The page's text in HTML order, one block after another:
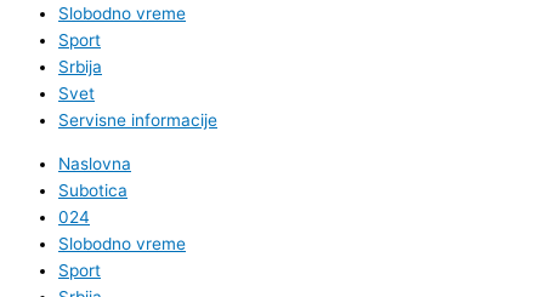
Slobodno vreme
Sport
Srbija
Svet
Servisne informacije
Naslovna
Subotica
024
Slobodno vreme
Sport